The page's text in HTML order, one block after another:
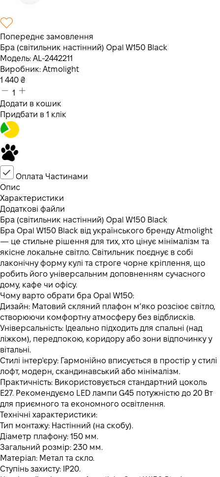
Попереднє замовлення
Бра (світильник настінний) Opal W150 Black
Модель: AL-2442211
Виробник: Atmolight
1 440 ₴
1
Додати в кошик
Придбати в 1 клік
Оплата Частинами
Опис
Характеристики
Додаткові файли
Бра (світильник настінний) Opal W150 Black
Бра Opal W150 Black від українського бренду Atmolight
— це стильне рішення для тих, хто цінує мінімалізм та
якісне локальне світло. Світильник поєднує в собі
лаконічну форму кулі та строге чорне кріплення, що
робить його універсальним доповненням сучасного
дому, кафе чи офісу.
Чому варто обрати бра Opal W150:
Дизайн: Матовий скляний плафон м’яко розсіює світло,
створюючи комфортну атмосферу без відблисків.
Універсальність: Ідеально підходить для спальні (над
ліжком), передпокою, коридору або зони відпочинку у
вітальні.
Стилі інтер'єру: Гармонійно вписується в простір у стилі
лофт, модерн, скандинавський або мінімалізм.
Практичність: Використовується стандартний цоколь
E27. Рекомендуємо LED лампи G45 потужністю до 20 Вт
для приємного та економного освітлення.
Технічні характеристики:
Тип монтажу: Настінний (на скобу).
Діаметр плафону: 150 мм.
Загальний розмір: 230 мм.
Матеріал: Метал та скло.
Ступінь захисту: IP20.